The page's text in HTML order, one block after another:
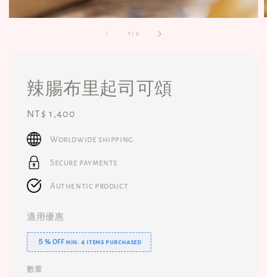
1 / 2
辣腸布里起司可頌
Regular
price
NT$ 1,400
Worldwide shipping
Secure payments
Authentic product
適用優惠
５% OFF min. 4 items purchased
數量